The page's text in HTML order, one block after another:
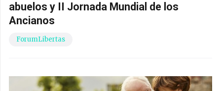
abuelos y II Jornada Mundial de los
Ancianos
ForumLibertas